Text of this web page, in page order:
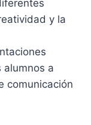
y la
alumnos a
comunicación